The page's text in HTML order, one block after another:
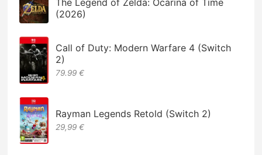
(2026)
Call of Duty: Modern Warfare 4 (Switch
2)
79.99 €
Rayman Legends Retold (Switch 2)
29,99 €